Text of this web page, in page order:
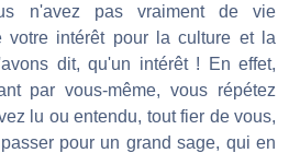
n'avez pas vraiment de vie
votre intérêt pour la culture et la
dit, qu'un intérêt ! En effet,
par vous-même, vous répétez
lu ou entendu, tout fier de vous,
pour un grand sage, qui en